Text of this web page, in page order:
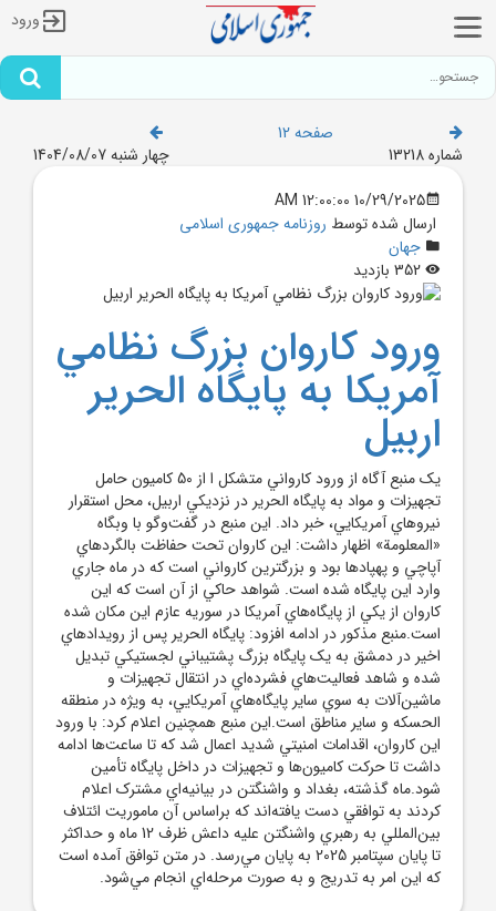
ورود
صفحه 12
شماره 13218
چهار شنبه 1404/08/07
10/29/2025 12:00:00 AM
ارسال شده توسط روزنامه جمهوری اسلامی
جهان
ورود کاروان بزرگ نظامي
آمريکا به پايگاه الحرير
اربيل
يک منبع آگاه از ورود کارواني متشکل ا از 50 کاميون حامل
تجهيزات و مواد به پايگاه الحرير در نزديکي اربيل، محل استقرار
نيرو‌هاي آمريکايي، خبر داد. اين منبع در گفت‌و‌گو با وبگاه
«المعلومة» اظهار داشت: اين کاروان تحت حفاظت بالگرد‌هاي
آپاچي و پهپاد‌ها بود و بزرگترين کارواني است که در ماه جاري
وارد اين پايگاه شده است. شواهد حاکي از آن است که اين
کاروان از يکي از پايگاه‌هاي آمريکا در سوريه عازم اين مکان شده
است.منبع مذکور در ادامه افزود: پايگاه الحرير پس از رويداد‌هاي
اخير در دمشق به يک پايگاه بزرگ پشتيباني لجستيکي تبديل
شده و شاهد فعاليت‌هاي فشرده‌اي در انتقال تجهيزات و
ماشين‌آلات به سوي ساير پايگاه‌هاي آمريکايي، به ويژه در منطقه
الحسکه و ساير مناطق است.اين منبع همچنين اعلام کرد: با ورود
اين کاروان، اقدامات امنيتي شديد اعمال شد که تا ساعت‌ها ادامه
داشت تا حرکت کاميون‌ها و تجهيزات در داخل پايگاه تأمين
شود.ماه گذشته، بغداد و واشنگتن در بيانيه‌اي مشترک اعلام
کردند به توافقي دست يافته‌اند که براساس آن ماموريت ائتلاف
بين‌المللي به رهبري واشنگتن عليه داعش ظرف 12 ماه و حداکثر
تا پايان سپتامبر 2025 به پايان مي‌رسد. در متن توافق آمده است
که اين امر به تدريج و به صورت مرحله‌اي انجام مي‌شود.